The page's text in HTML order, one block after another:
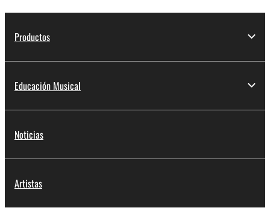
Productos
Educación Musical
Noticias
Artistas